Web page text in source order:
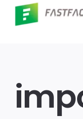
Skip